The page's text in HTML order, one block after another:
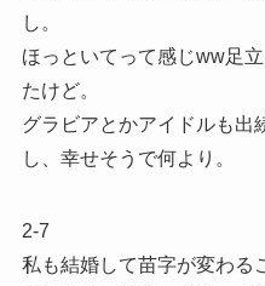
し。
ほっといてって感じww足
たけど。
グラビアとかアイドルも出
し、幸せそうで何より。
2-7
私も結婚して苗字が変わる